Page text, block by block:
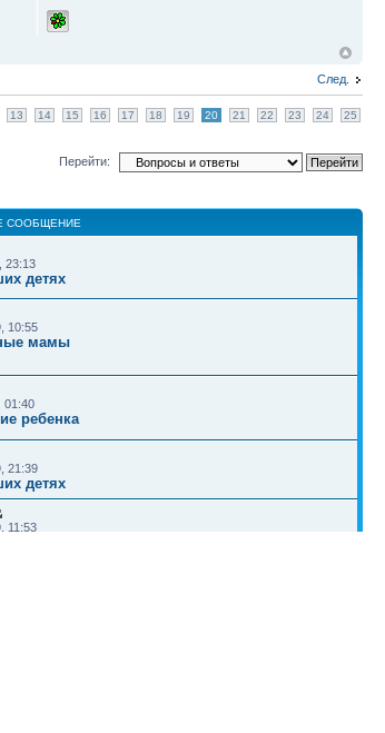
След.
13 14 15 16 17 18 19 20 21 22 23 24 25
Перейти:
СООБЩЕНИЕ
23:13
детях
10:55
мамы
01:40
ребенка
21:39
детях
11:53